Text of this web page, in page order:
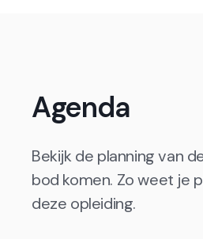
Agenda
Bekijk de planning van
bod komen. Zo weet je
deze opleiding.